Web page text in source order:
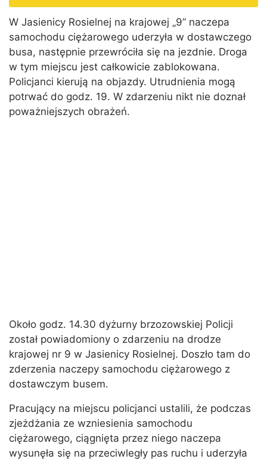
W Jasienicy Rosielnej na krajowej „9” naczepa
samochodu ciężarowego uderzyła w dostawczego
busa, następnie przewróciła się na jezdnie. Droga
w tym miejscu jest całkowicie zablokowana.
Policjanci kierują na objazdy. Utrudnienia mogą
potrwać do godz. 19. W zdarzeniu nikt nie doznał
poważniejszych obrażeń.
Około godz. 14.30 dyżurny brzozowskiej Policji
został powiadomiony o zdarzeniu na drodze
krajowej nr 9 w Jasienicy Rosielnej. Doszło tam do
zderzenia naczepy samochodu ciężarowego z
dostawczym busem.
Pracujący na miejscu policjanci ustalili, że podczas
zjeżdżania ze wzniesienia samochodu
ciężarowego, ciągnięta przez niego naczepa
wysunęła się na przeciwległy pas ruchu i uderzyła